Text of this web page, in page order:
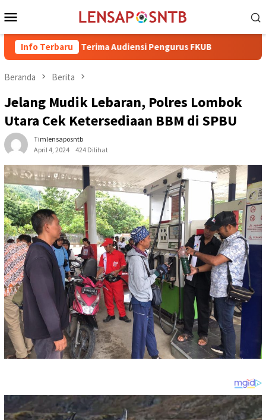
ke
Mobile
Info Terbaru
Terima Audiensi Pengurus FKUB
Beranda Berita
Jelang Mudik Lebaran, Polres Lombok
Utara Cek Ketersediaan BBM di SPBU
Timlensaposntb
April 4, 2024
424 Dilihat